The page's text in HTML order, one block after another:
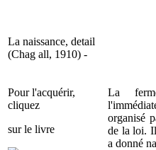
La naissance, detail
(Chag all, 1910) -
Pour l'acquérir,
cliquez
sur le livre
La
organisé
de la loi.
a donné